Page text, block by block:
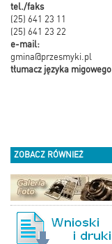
tel./faks
(25) 641 23 11
(25) 641 23 22
e-mail:
gmina@przesmyki.pl
tłumacz języka migowego
ZOBACZ RÓWNIEŻ